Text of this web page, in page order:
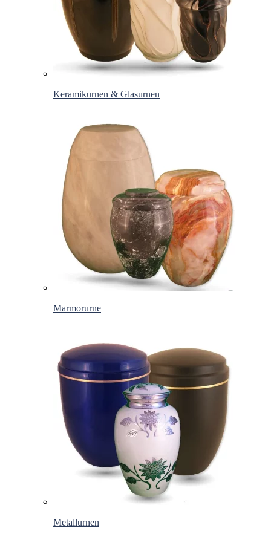
Keramikurnen & Glasurnen
Marmorurne
Metallurnen